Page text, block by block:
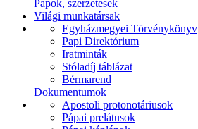
Papok, szerzetesek
Világi munkatársak
Egyházmegyei Törvénykönyv
Papi Direktórium
Iratminták
Stóladíj táblázat
Bérmarend
Dokumentumok
Apostoli protonotáriusok
Pápai prelátusok